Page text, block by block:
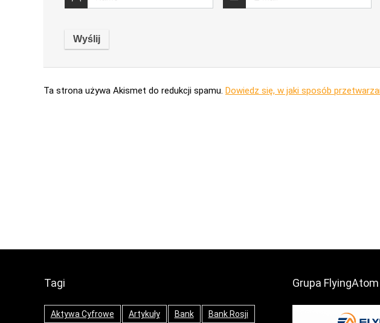
Ta strona używa Akismet do redukcji spamu. Dowiedz się, w jaki sposób
Tagi
Aktywa Cyfrowe Artykuły Bank
Bank Rosji
Grupa FlyingAtom